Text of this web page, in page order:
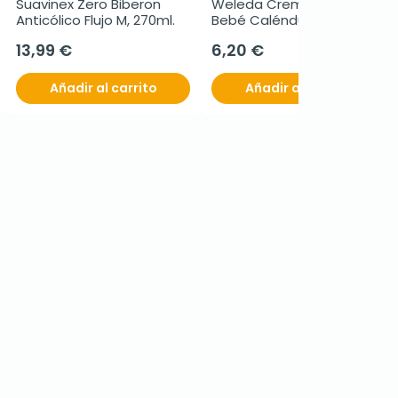
Suavinex Zero Biberon
Anticólico Flujo M, 270ml.
13,99 €
Añadir al carrito
Weleda Crema Pañal
Bebé Caléndula, 75 ml
6,20 €
Añadir al carrito